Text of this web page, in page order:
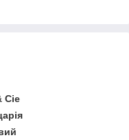
Cie